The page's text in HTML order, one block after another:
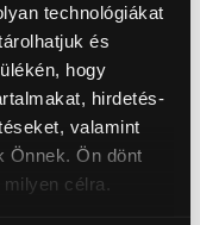
technológiákat
és
hogy
hirdetés-
valamint
Önnek. Ön dönt
célra.